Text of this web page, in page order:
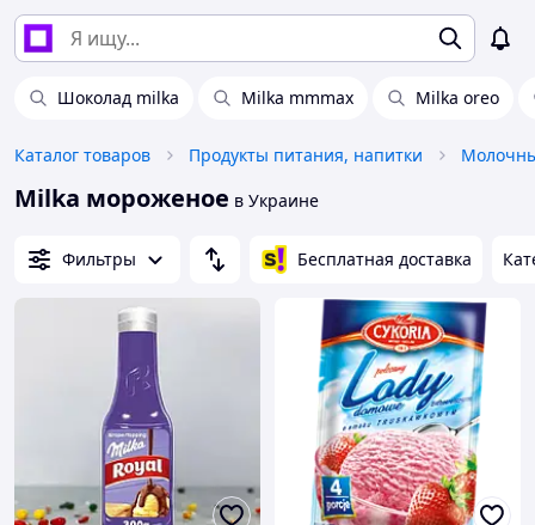
Шоколад milka Milka mmmax Milka oreo
Каталог товаров Продукты питания, напитки
Milka мороженое в Украине
Фильтры Бесплатная доставка